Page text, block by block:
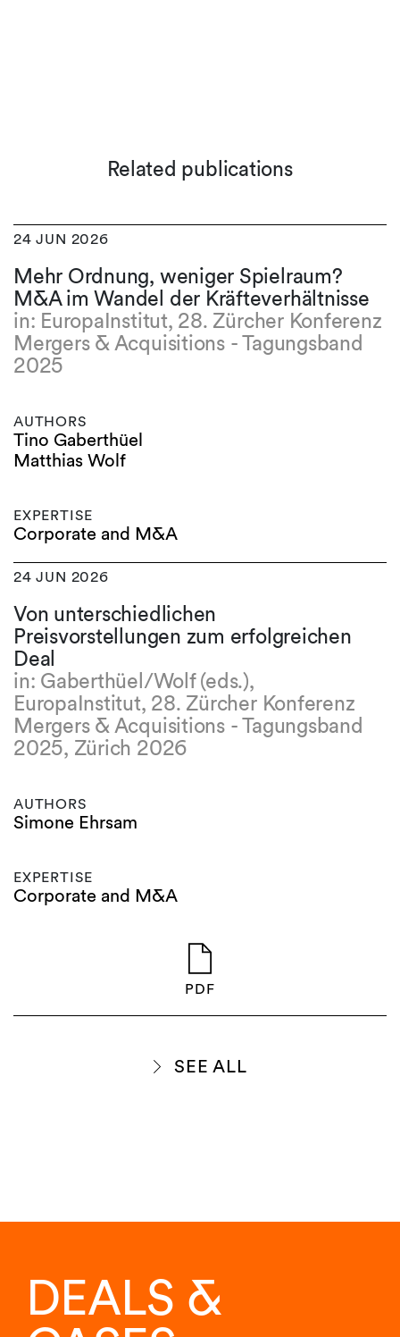
Related publications
24 JUN 2026
Mehr Ordnung, weniger Spielraum?
M&A im Wandel der Kräfteverhältnisse
in: EuropaInstitut, 28. Zürcher Konferenz
Mergers & Acquisitions - Tagungsband
2025
AUTHORS
Tino Gaberthüel
Matthias Wolf
EXPERTISE
Corporate and M&A
24 JUN 2026
Von unterschiedlichen
Preisvorstellungen zum erfolgreichen
Deal
in: Gaberthüel/Wolf (eds.),
EuropaInstitut, 28. Zürcher Konferenz
Mergers & Acquisitions - Tagungsband
2025, Zürich 2026
AUTHORS
Simone Ehrsam
EXPERTISE
Corporate and M&A
PDF
SEE ALL
DEALS &